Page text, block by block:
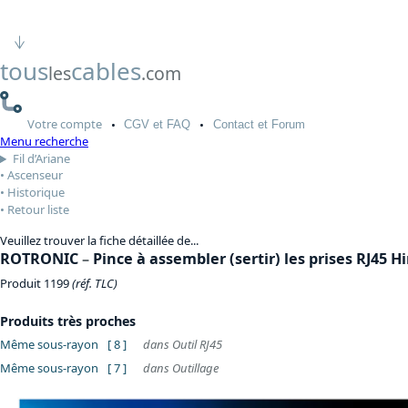
touslescables.com
Votrecompte CGV et FAQ Contactet Forum
Menu recherche
Fil d’Ariane
Ascenseur
Historique
Retour liste
Veuillez trouver la fiche détaillée de...
ROTRONIC– Pince à assembler (sertir) les prises RJ45
Produit 1199(réf. TLC)
Produits très proches
Même sous-rayon [ 8 ]
dans Outil RJ45
Même sous-rayon
[ 7 ] dans Outillage